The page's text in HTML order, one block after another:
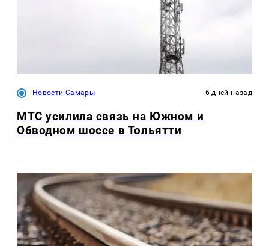
Новости Самары 6 дней назад
МТС усилила связь на Южном и
Обводном шоссе в Тольятти